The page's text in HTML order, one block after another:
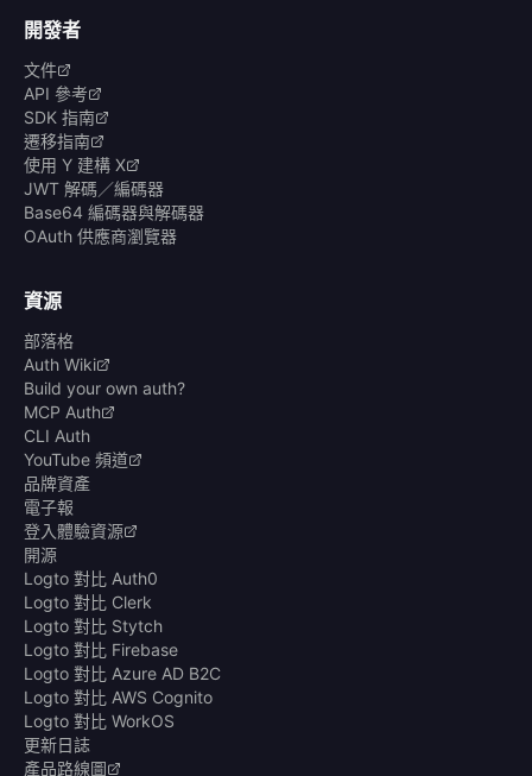
開發者
文件
API 參考
SDK 指南
遷移指南
使用 Y 建構 X
JWT 解碼／編碼器
Base64 編碼器與解碼器
OAuth 供應商瀏覽器
資源
部落格
Auth Wiki
Build your own auth?
MCP Auth
CLI Auth
YouTube 頻道
品牌資產
電子報
登入體驗資源
開源
Logto 對比 Auth0
Logto 對比 Clerk
Logto 對比 Stytch
Logto 對比 Firebase
Logto 對比 Azure AD B2C
Logto 對比 AWS Cognito
Logto 對比 WorkOS
更新日誌
產品路線圖